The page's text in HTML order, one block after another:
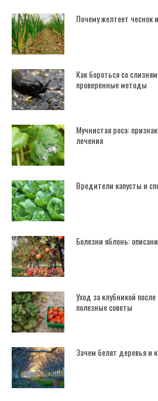
Почему желтеет чеснок
Как бороться со
проверенные методы
Мучнистая роса:
лечения
Вредители капусты и
Болезни яблонь:
Уход за клубникой
полезные советы
Зачем белят деревья и